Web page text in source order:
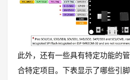
此外，还有一些具有特定功能的
合特定项目。下表显示了哪些引